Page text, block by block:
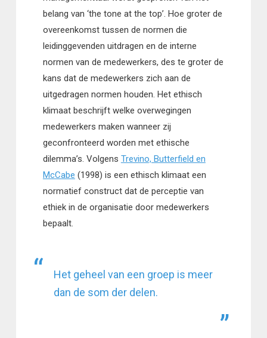
belang van ‘the tone at the top’. Hoe groter de
overeenkomst tussen de normen die
leidinggevenden uitdragen en de interne
normen van de medewerkers, des te groter de
kans dat de medewerkers zich aan de
uitgedragen normen houden. Het ethisch
klimaat beschrijft welke overwegingen
medewerkers maken wanneer zij
geconfronteerd worden met ethische
dilemma’s. Volgens Trevino, Butterfield en
McCabe (1998) is een ethisch klimaat een
normatief construct dat de perceptie van
ethiek in de organisatie door medewerkers
bepaalt.
Het geheel van een groep is meer
dan de som der delen.